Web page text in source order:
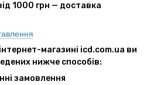
1000 грн — доставка
магазині icd.com.ua ви
нижче способів:
замовлення